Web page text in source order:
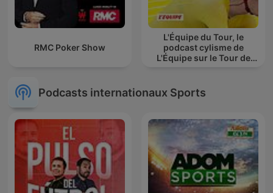
RMC Poker Show
L'Équipe du Tour, le
podcast cylisme de
L'Équipe sur le Tour de
Podcasts internationaux Sports